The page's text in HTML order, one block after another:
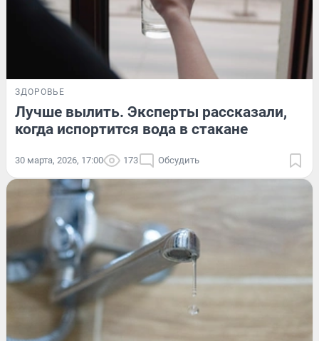
ЗДОРОВЬЕ
Лучше вылить. Эксперты рассказали,
когда испортится вода в стакане
30 марта, 2026, 17:00 173 Обсудить